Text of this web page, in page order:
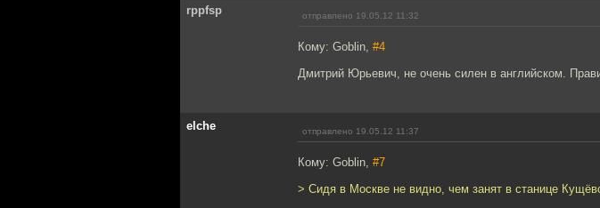
rppfsp отправлено 19.05.12 11:32
Кому: Goblin, #4
Дмитрий Юрьевич, не очень силен в английском.
elche отправлено 19.05.12 11:37
Кому: Goblin, #7
> Сидя в Москве не видно, чем занят в станице